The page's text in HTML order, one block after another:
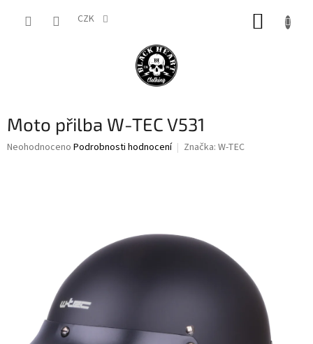
CZK
Moto přilba W-TEC V531
Průměrné
Neohodnoceno Podrobnosti hodnocení Značka: W-TEC